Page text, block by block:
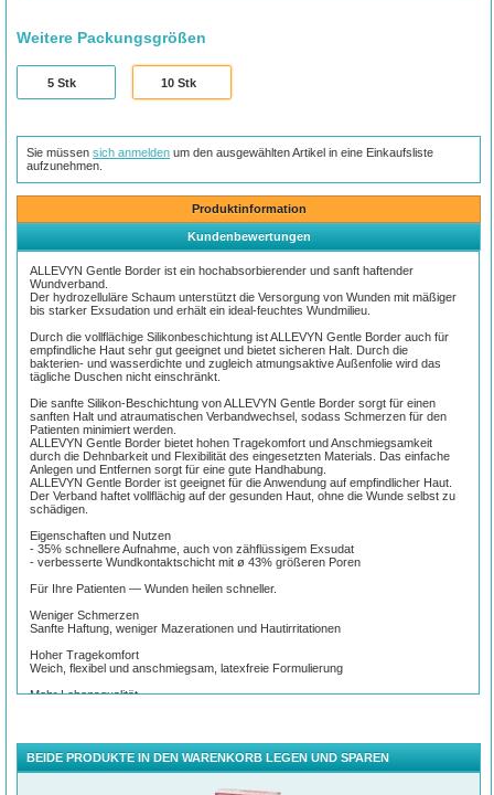
Weitere Packungsgrößen
5 Stk 10Stk
Sie müssensich anmelden um den ausgewählten Artikel in eine Einkaufsliste
aufzunehmen.
Produktinformation
Kundenbewertungen
ALLEVYN Gentle Border ist ein hochabsorbierender und sanft haftender
Wundverband.
Der hydrozelluläre Schaum unterstützt die Versorgung von Wunden mit mäßiger
bis starker Exsudation und erhält ein ideal-feuchtes Wundmilieu.
Durch die vollflächige Silikonbeschichtung ist ALLEVYN Gentle Border auch für
empfindliche Haut sehr gut geeignet und bietet sicheren Halt. Durch die
bakterien- und wasserdichte und zugleich atmungsaktive Außenfolie wird das
tägliche Duschen nicht einschränkt.
Die sanfte Silikon-Beschichtung von ALLEVYN Gentle Border sorgt für einen
sanften Halt und atraumatischen Verbandwechsel, sodass Schmerzen für den
Patienten minimiert werden.
ALLEVYN Gentle Border bietet hohen Tragekomfort und Anschmiegsamkeit
durch die Dehnbarkeit und Flexibilität des eingesetzten Materials. Das einfache
Anlegen und Entfernen sorgt für eine gute Handhabung.
ALLEVYN Gentle Border ist geeignet für die Anwendung auf empfindlicher Haut.
Der Verband haftet vollflächig auf der gesunden Haut, ohne die Wunde selbst zu
schädigen.
Eigenschaften und Nutzen
- 35% schnellere Aufnahme, auch von zähflüssigem Exsudat
- verbesserte Wundkontaktschicht mit ø 43% größeren Poren
Für Ihre Patienten — Wunden heilen schneller.
Weniger Schmerzen
Sanfte Haftung, weniger Mazerationen und Hautirritationen
Hoher Tragekomfort
Weich, flexibel und anschmiegsam, latexfreie Formulierung
Mehr Lebensqualität
Mehr Sicherheit
Sichere Keimbarriere (MRSA) und dynamisches Exsudatmangement für ein
BEIDE PRODUKTE IN DEN WARENKORB LEGEN UND SPAREN